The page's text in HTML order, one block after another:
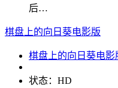
后…
棋盘上的向日葵电影版
棋盘上的向日葵电影
状态： HD